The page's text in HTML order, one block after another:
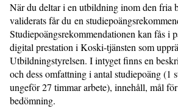
När du deltar i en utbildning inom den fria
validerats får du en
Studiepoängsrekommendationen kan fås i
digital prestation i Koski-tjänsten som
Utbildningstyrelsen. I intyget finns en
och dess omfattning i antal studiepoäng (1
ungeför 27 timmar arbete), innehåll, mål
bedömning.